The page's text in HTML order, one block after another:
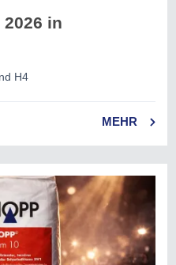
2026 in
H4
MEHR